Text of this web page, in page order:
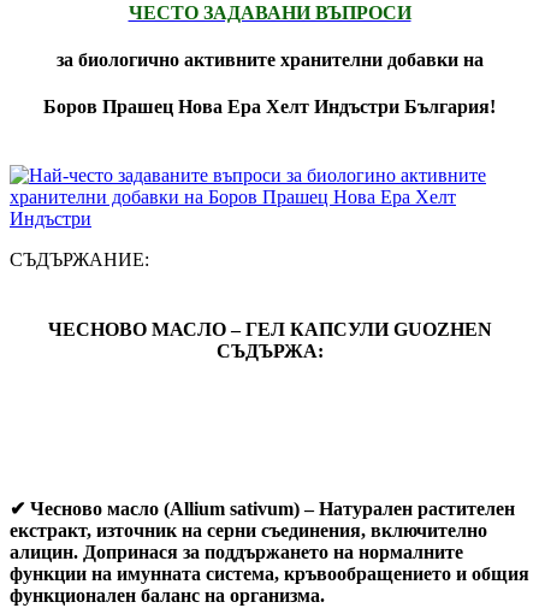
ЧЕСТО ЗАДАВАНИ ВЪПРОСИ
за биологично активните хранителни добавки на
Боров Прашец Нова Ера Хелт Индъстри България!
СЪДЪРЖАНИЕ:
ЧЕСНОВО МАСЛО – ГЕЛ КАПСУЛИ GUOZHEN
СЪДЪРЖА:
✔ Чесново масло (Allium sativum)– Натурален растителен
екстракт, източник на серни съединения, включително
алицин. Допринася за поддържането на нормалните
функции на имунната система, кръвообращението и общия
функционален баланс на организма.